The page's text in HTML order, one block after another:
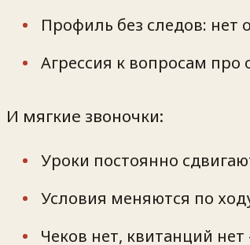
Профиль без следов: нет
Агрессия к вопросам про
И мягкие звоночки:
Уроки постоянно
Условия меняются по
Чеков нет, квитанций